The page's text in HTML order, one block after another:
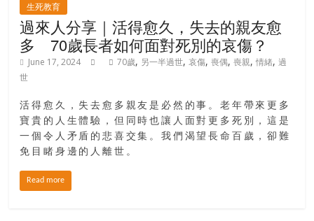
生死教育
過來人分享｜活得愈久，失去的親友愈
多 70歲長者如何面對死別的哀傷？
June 17, 2024 70歲, 另一半過世,哀傷,喪偶,喪親,情緒, 過
世
活得愈久，失去愈多親友是必然的事。老年帶來更多
寶貴的人生體驗，但同時也讓人面對更多死別，這是
一個令人矛盾的悲喜交集。我們渴望長命百歲，卻難
免目睹身邊的人離世。
Read more